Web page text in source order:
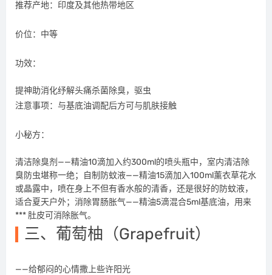
推荐产地：印度及其他热带地区
价位：中等
功效：
提神助消化纾解头痛杀菌除臭，驱虫
注意事项：与基底油调配后方可与肌肤接触
小秘方：
清洁除臭剂——精油10滴加入约300ml的喷头瓶中，室内清洁除
臭防虫堪称一绝；自制防蚊液——精油15滴加入100ml薰衣草花水
或晶露中，喷在身上不但有香水般的清香，还是很好的防蚊液，
适合夏天户外；消除胃肠胀气——精油5滴混合5ml基底油，用来
*** 肚皮可消除胀气。
三、葡萄柚（Grapefruit）
——给郁闷的心情撒上些许阳光